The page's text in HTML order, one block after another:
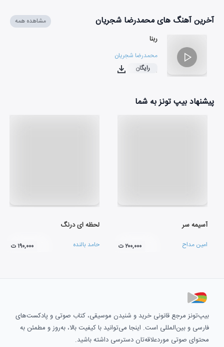
آخرین آهنگ های محمدرضا شجریان مشاهده همه
ربنا
محمدرضا شجریان
۰۴:۲۹رایگان
پیشنهاد بیپ تونز به شما
آسیمه سر
امین مداح ۲۰۰,۰۰۰ ت
لحظه ای درنگ
حامد بالنده ۱۹۰,۰۰۰ ت
بیپ‌تونز مرجع قانونی خرید و شنیدن موسیقی، کتاب صوتی و پادکست‌های
فارسی و بین‌المللی است. اینجا می‌توانید با کیفیت بالا، به‌روز و مطمئن به
محتوای صوتی موردعلاقه‌تان دسترسی داشته باشید.